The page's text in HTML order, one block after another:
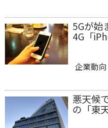
5Gが始
4G「
企業動向
悪天候
の「東